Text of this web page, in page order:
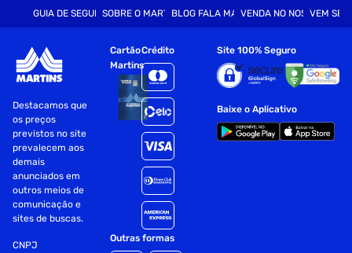
GUIA DE SEGURANÇASOBRE O MARTINSBLOG FALA MARTVENDA NO NOSSO SITE
VEM SER
Destacamos que
os preços
previstos no site
prevalecem aos
demais
anunciados em
outros meios de
comunicação e
sites de buscas.
CNPJ
Cartão
Martins
Crédito
Outras formas
Site 100% Seguro
Baixe o Aplicativo